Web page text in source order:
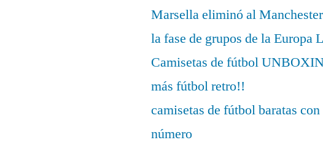
Marsella eliminó al
la fase de grupos de la Europa
Camisetas de fútbol
más fútbol retro!!
camisetas de fútbol baratas
número